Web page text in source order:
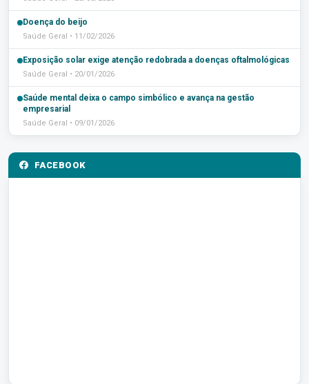
Doença do beijo
Saúde Geral • 11/02/2026
Exposição solar exige atenção redobrada a doenças oftalmológicas
Saúde Geral • 20/01/2026
Saúde mental deixa o campo simbólico e avança na gestão
empresarial
Saúde Geral • 09/01/2026
FACEBOOK